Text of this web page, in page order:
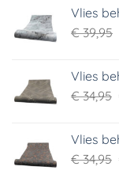
Vlies
€39,95
Vlies
€34,95
Vlies
€34,95